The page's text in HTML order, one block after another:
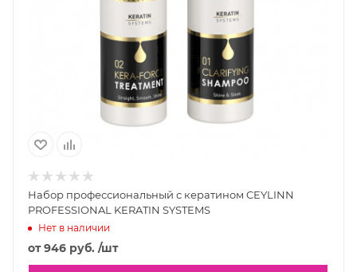
Набор профессиональный с кератином CEYLINN
PROFESSIONAL KERATIN SYSTEMS
Нет в наличии
от946 руб. /шт